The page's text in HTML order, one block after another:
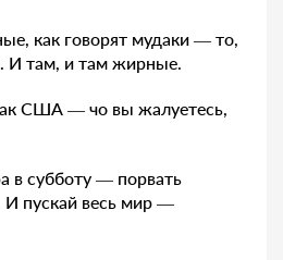
как говорят мудаки — то,
И там, и там жирные.
США — чо вы жалуетесь,
в субботу — порвать
И пускай весь мир —